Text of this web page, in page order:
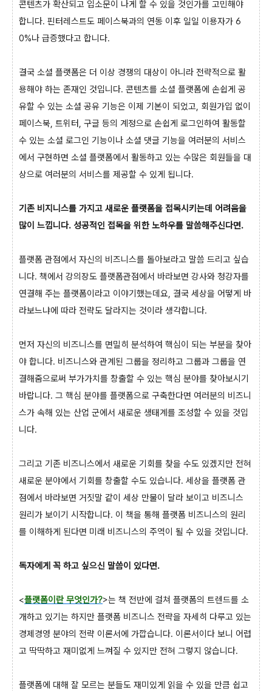
콘텐츠가 확산되고 입소문이 나게 할 수 있을 것인가를 고민해야
합니다. 핀터레스트도 페이스북과의 연동 이후 일일 이용자가 6
0%나 급증했다고 합니다.
결국 소셜 플랫폼은 더 이상 경쟁의 대상이 아니라 전략적으로 활
용해야 하는 존재인 것입니다. 콘텐츠를 소셜 플랫폼에 손쉽게 공
유할 수 있는 소셜 공유 기능은 이제 기본이 되었고, 회원가입 없이
페이스북, 트위터, 구글 등의 계정으로 손쉽게 로그인하여 활동할
수 있는 소셜 로그인 기능이나 소셜 댓글 기능을 여러분의 서비스
에서 구현하면 소셜 플랫폼에서 활동하고 있는 수많은 회원들을 대
상으로 여러분의 서비스를 제공할 수 있게 됩니다.
기존 비지니스를 가지고 새로운 플랫폼을 접목시키는데 어려움을
많이 느낍니다. 성공적인 접목을 위한 노하우를 말씀해주신다면.
플랫폼 관점에서 자신의 비즈니스를 돌아보라고 말씀 드리고 싶습
니다. 책에서 강의장도 플랫폼관점에서 바라보면 강사와 청강자를
연결해 주는 플랫폼이라고 이야기했는데요, 결국 세상을 어떻게 바
라보느냐에 따라 전략도 달라지는 것이라 생각합니다.
먼저 자신의 비즈니스를 면밀히 분석하여 핵심이 되는 부분을 찾아
야 합니다. 비즈니스와 관계된 그룹을 정리하고 그룹과 그룹을 연
결해줌으로써 부가가치를 창출할 수 있는 핵심 분야를 찾아보시기
바랍니다. 그 핵심 분야를 플랫폼으로 구축한다면 여러분의 비즈니
스가 속해 있는 산업 군에서 새로운 생태계를 조성할 수 있을 것입
니다.
그리고 기존 비즈니스에서 새로운 기회를 찾을 수도 있겠지만 전혀
새로운 분야에서 기회를 창출할 수도 있습니다. 세상을 플랫폼 관
점에서 바라보면 거짓말 같이 세상 만물이 달라 보이고 비즈니스
원리가 보이기 시작합니다. 이 책을 통해 플랫폼 비즈니스의 원리
를 이해하게 된다면 미래 비즈니스의 주역이 될 수 있을 것입니다.
독자에게 꼭 하고 싶으신 말씀이 있다면.
<플랫폼이란 무엇인가?>는 책 전반에 걸쳐 플랫폼의 트렌드를 소
개하고 있기는 하지만 플랫폼 비즈니스 전략을 자세히 다루고 있는
경제경영 분야의 전략 이론서에 가깝습니다. 이론서이다 보니 어렵
고 딱딱하고 재미없게 느껴질 수 있지만 전혀 그렇지 않습니다.
플랫폼에 대해 잘 모르는 분들도 재미있게 읽을 수 있을 만큼 쉽고